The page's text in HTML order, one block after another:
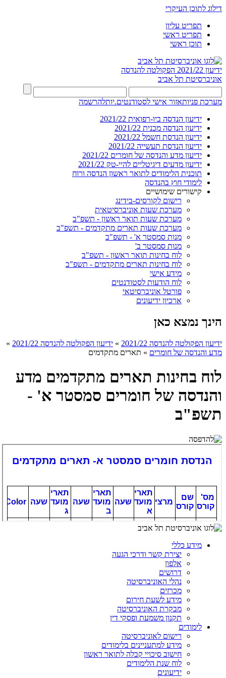
דילוג לתוכן העיקרי
תפריט עליון
תפריט ראשי
תוכן ראשי
ידיעון 2021/22
הפקולטה להנדסה
אוניברסיטת תל אביב
מערכת פניותאזור אישי לסטודנטים.יותלהרשמה
ידיעון הנדסה ביו-רפואית 2021/22
ידיעון הנדסה מכנית 2021/22
ידיעון הנדסת חשמל 2021/22
ידיעון הנדסת תעשייה 2021/22
ידיעון מדע והנדסה של חומרים 2021/22
ידיעון מדעים דיגיטליים להיי-טק 2021/22
תוכנית הלימודים לתואר ראשון הנדסה ורוח
לימודי חוץ בהנדסה
קישורים שימושיים
רישום לקורסים-בידינג
מערכת שעות אוניברסיטאית
מערכת שעות תואר ראשון - תשפ"ב
מערכת שעות תארים מתקדמים - תשפ"ב
מנות סמסטר א' - תשפ"ב
מנות סמסטר ב'
לוח בחינות תואר ראשון - תשפ"ב
לוח בחינות תארים מתקדמים - תשפ"ב
מידע אישי
לוח הודעות לסטודנטים
פורטל אוניברסיטאי
ארכיון ידיעונים
הינך נמצא כאן
ידיעון הפקולטה להנדסה 2021/22 » ידיעון הפקולטה להנדסה 2021/22
»
מדע והנדסה של חומרים » תארים מתקדמים
לוח בחינות תארים מתקדמים מדע
והנדסה של חומרים סמסטר א' -
תשפ"ב
מידע כללי
יצירת קשר ודרכי הגעה
אלפון
דרושים
נהלי האוניברסיטה
מכרזים
מידע לשעת חירום
מבקרת האוניברסיטה
תקנון משמעת ופסקי דין
לימודים
רישום לאוניברסיטה
מידע למתעניינים בלימודים
חישוב סיכויי קבלה לתואר ראשון
לוח שנת הלימודים
ידיעונים